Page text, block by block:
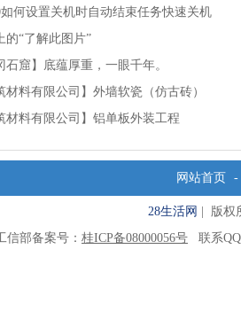
如何设置关机时自动结束任务快速关机
的“了解此图片”
石窟】底蕴厚重，一眼千年。
材料有限公司】外墙软瓷（仿古砖）
材料有限公司】铝单板外装工程
网站首页 -
28生活网
| 版权
信部备案号： 桂ICP备08000056号 联系